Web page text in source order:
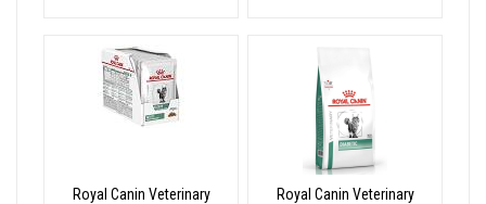
Royal Canin Veterinary
Royal Canin Veterinary